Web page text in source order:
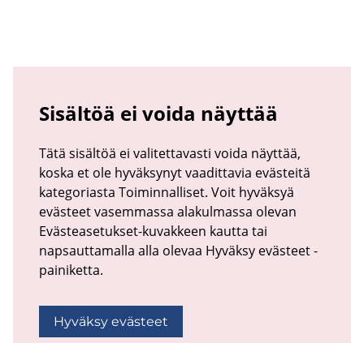
Sisältöä ei voida näyttää
Tätä sisältöä ei valitettavasti voida näyttää,
koska et ole hyväksynyt vaadittavia evästeitä
kategoriasta Toiminnalliset. Voit hyväksyä
evästeet vasemmassa alakulmassa olevan
Evästeasetukset-kuvakkeen kautta tai
napsauttamalla alla olevaa Hyväksy evästeet -
painiketta.
Hyväksy evästeet